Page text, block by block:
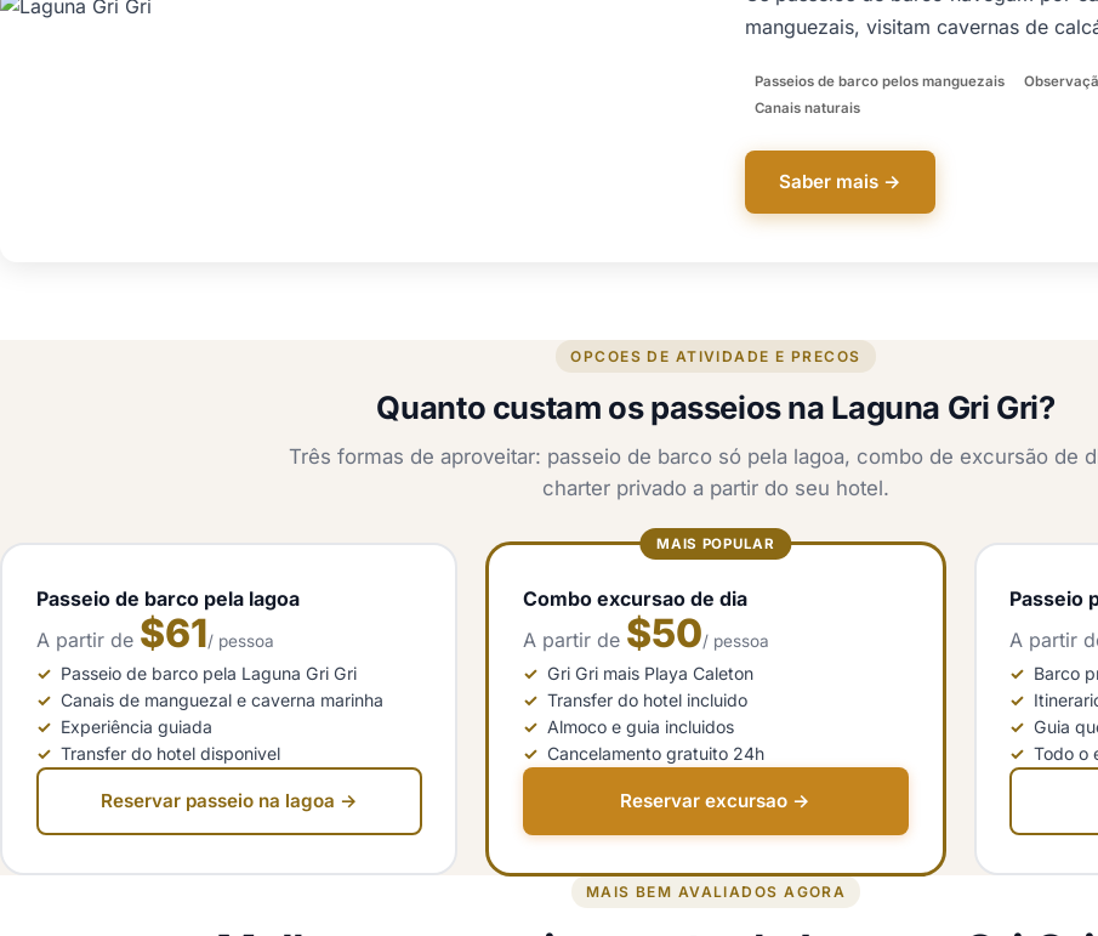
manguezais, visitam cavernas de
Passeios de barco pelos manguezais
Canais naturais
Saber mais →
OPCOES DE ATIVIDADE E PRECOS
Quanto custam os passeios na Laguna Gri Gri?
Três formas de aproveitar: passeio de barco só pela lagoa, combo de excursão de
charter privado a partir do seu hotel.
Passeio de barco pela lagoa
A partir de $61/ pessoa
Passeio de barco pela Laguna Gri Gri
Canais de manguezal e caverna marinha
Experiência guiada
Transfer do hotel disponivel
Reservar passeio na lagoa →
MAIS POPULAR
Combo excursao de dia
A partir de $50/ pessoa
Gri Gri mais Playa Caleton
Transfer do hotel incluido
Almoco e guia incluidos
Cancelamento gratuito 24h
Reservar excursao →
Passeio
A partir
Barco
Guia
Todo o
MAIS BEM AVALIADOS AGORA